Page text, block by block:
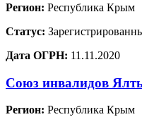
Регион: Республика Крым
Статус:
Дата ОГРН: 11.11.2020
Союз инвалидов
Регион: Республика Крым